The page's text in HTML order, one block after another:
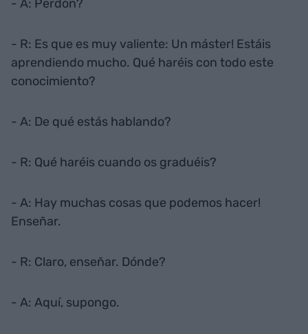
- A: Perdón?
- R: Es que es muy valiente: Un máster! Estáis
aprendiendo mucho. Qué haréis con todo este
conocimiento?
- A: De qué estás hablando?
- R: Qué haréis cuando os graduéis?
- A: Hay muchas cosas que podemos hacer!
Enseñar.
- R: Claro, enseñar. Dónde?
- A: Aquí, supongo.